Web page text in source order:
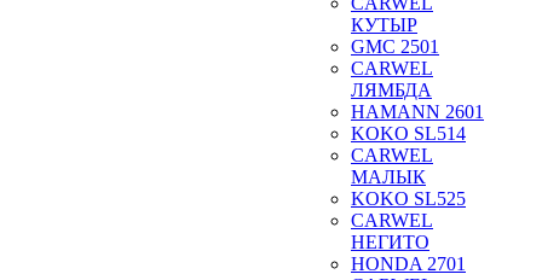
КУТЫР
GMC 2501
CARWEL
ЛЯМБДА
HAMANN 2601
KOKO SL514
CARWEL
МАЛЫК
KOKO SL525
CARWEL
НЕГИТО
HONDA 2701